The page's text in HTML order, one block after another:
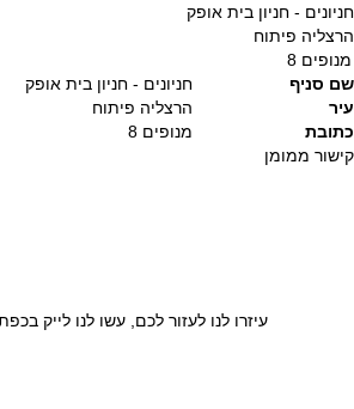
חניונים - חניון בית אופק
הרצליה פיתוח
מנופים 8
שם סניף
חניונים - חניון בית אופק
עיר
הרצליה פיתוח
כתובת
מנופים 8
קישור ממומן
עיזרו לנו לעזור לכם, עשו לנו לייק